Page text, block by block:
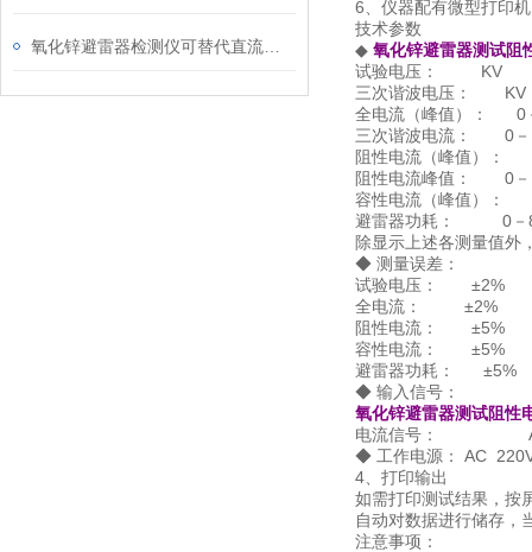
6、仪器配有微型打印
技术参数
◆ 氧化锌避雷器测试阻
试验电压： KV
三次谐波电压： KV
全电流（峰值）： 0
三次谐波电流： 0－
阻性电流（峰值）：
阻性电流峰值： 0－
容性电流（峰值）：
避雷器功耗： 0－
除显示上述各测量值外
◆ 测量误差：
试验电压： ±2%
全电流： ±2%
阻性电流： ±5%
容性电流： ±5%
避雷器功耗： ±5%
◆ 输入信号：
氧化锌避雷器测试阻性
电流信号： AC
◆ 工作电源： AC
4、打印输出
如需打印测试结果，按
自动对数据进行储存，
注意事项：